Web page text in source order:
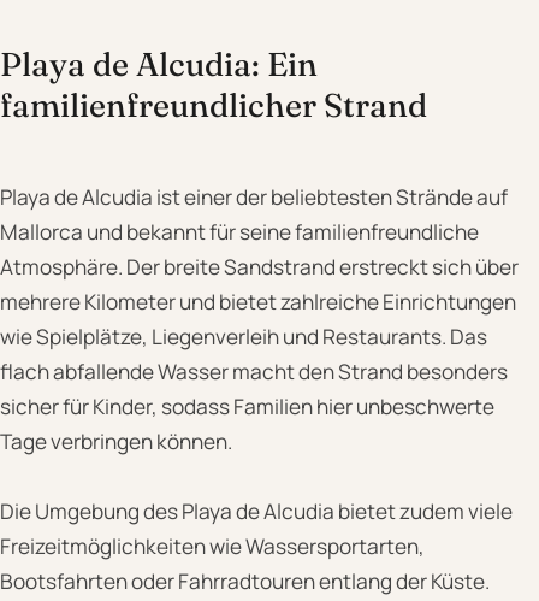
Playa de Alcudia: Ein
familienfreundlicher Strand
Playa de Alcudia ist einer der beliebtesten Strände auf
Mallorca und bekannt für seine familienfreundliche
Atmosphäre. Der breite Sandstrand erstreckt sich über
mehrere Kilometer und bietet zahlreiche Einrichtungen
wie Spielplätze, Liegenverleih und Restaurants. Das
flach abfallende Wasser macht den Strand besonders
sicher für Kinder, sodass Familien hier unbeschwerte
Tage verbringen können.
Die Umgebung des Playa de Alcudia bietet zudem viele
Freizeitmöglichkeiten wie Wassersportarten,
Bootsfahrten oder Fahrradtouren entlang der Küste.